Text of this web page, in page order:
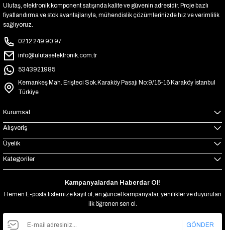
Ulutaş, elektronik komponent satışında kalite ve güvenin adresidir. Proje bazlı
fiyatlandırma ve stok avantajlarıyla, mühendislik çözümlerinizde hız ve verimlilik
sağlıyoruz.
0212 249 90 97
info@ulutaselektronik.com.tr
5343921985
Kemankeş Mah. Erişteci Sok.Karaköy Pasajı No:9/15-16 Karaköy İstanbul
Türkiye
Kurumsal
Alışveriş
Üyelik
Kategoriler
Kampanyalardan Haberdar Ol!
Hemen E-posta listemize kayıt ol, en güncel kampanyalar, yenilikler ve duyuruları
ilk öğrenen sen ol.
GÖNDER